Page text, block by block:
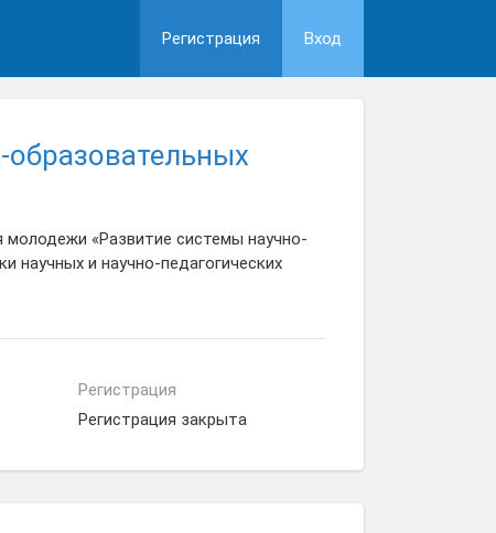
Регистрация Вход
образовательных
«Развитие системы научно-
научных и научно-педагогических
Регистрация
Регистрация закрыта